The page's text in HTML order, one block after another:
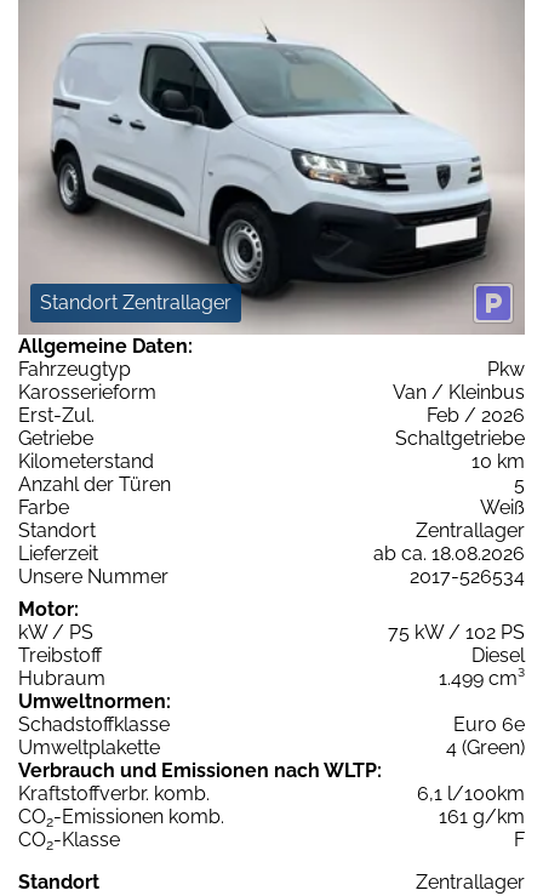
Standort Zentrallager
Allgemeine Daten:
Fahrzeugtyp
Pkw
Karosserieform
Van / Kleinbus
Erst-Zul.
Feb / 2026
Getriebe
Schaltgetriebe
Kilometerstand
10 km
Anzahl der Türen
5
Farbe
Weiß
Standort
Zentrallager
Lieferzeit
ab ca. 18.08.2026
Unsere Nummer
2017-526534
Motor:
kW / PS
75 kW / 102 PS
Treibstoff
Diesel
Hubraum
1.499 cm³
Umweltnormen:
Schadstoffklasse
Euro 6e
Umweltplakette
4 (Green)
Verbrauch und Emissionen nach WLTP:
Kraftstoffverbr. komb.
6,1 l/100km
CO2-Emissionen komb.
161 g/km
CO2-Klasse
F
Standort
Zentrallager